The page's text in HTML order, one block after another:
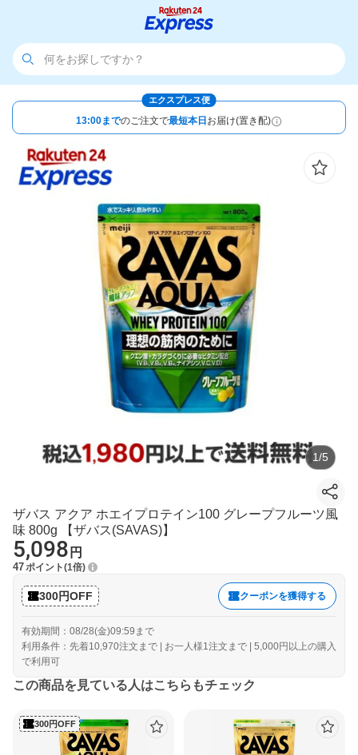
エクスプレス便
13:00までのご注文で最短本日 お届け(置き配)
1/5
ザバス アクア ホエイプロテイン100 グレープフルーツ風
味 800g 【ザバス(SAVAS)】
5,098 円
47ポイント 1倍
300円OFF クーポンを獲得する
有効期間：08/28(金)09:59まで
利用条件：先着10,970注文まで | お一人様1注文まで | 5,000円以上の購入
で利用可
この商品を見ている人はこちらもチェック
300円OFF